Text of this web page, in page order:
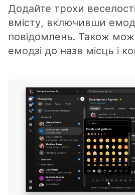
Додайте трохи
вмісту, включивши
повідомлень. Також
емодзі до назв місць і